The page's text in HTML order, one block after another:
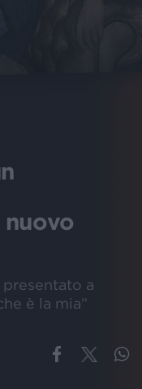
presentato a
è la mia”